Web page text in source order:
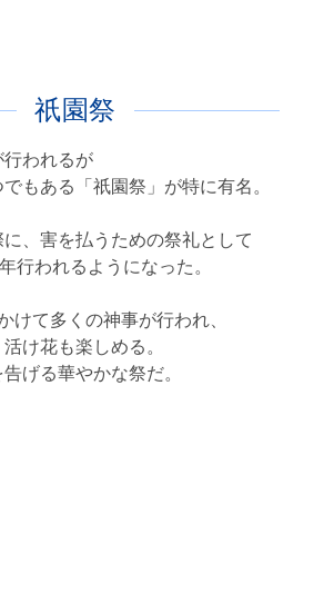
祇園祭
われるが
もある「祇園祭」が特に有名。
、害を払うための祭礼として
行われるようになった。
けて多くの神事が行われ、
け花も楽しめる。
げる華やかな祭だ。